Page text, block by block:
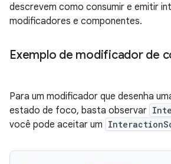
descrevem como consumir e emitir
modificadores e componentes.
Exemplo de modificador de
Para um modificador que desenha
estado de foco, basta observar
você pode aceitar um